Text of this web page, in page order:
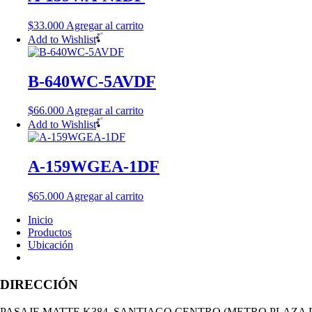
$33.000 Agregar al carrito
Add to Wishlist
B-640WC-5AVDF
$66.000Agregar al carrito
Add to Wishlist
A-159WGEA-1DF
$65.000 Agregar al carrito
Inicio
Productos
Ubicación
DIRECCIÓN